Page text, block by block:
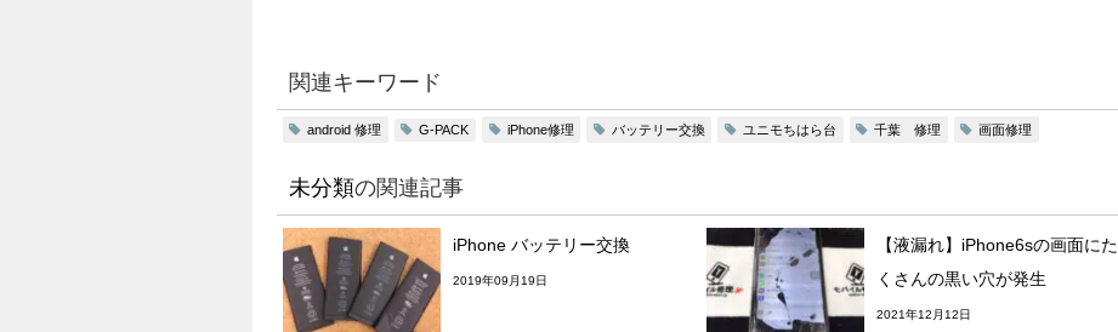
関連キーワード
android 修理 G-PACK iPhone修理 バッテリー交換 ユニモちはら台 千葉 修理 画面修理
未分類の関連記事
iPhone バッテリー交換
2019年09月19日
【液漏れ】iPhone6sの画面にた
くさんの黒い穴が発生
2021年12月12日